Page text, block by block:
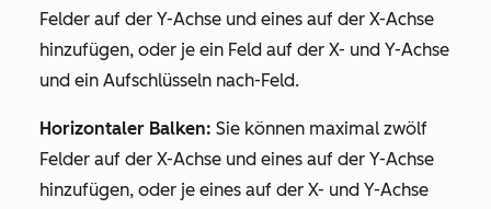
Felder auf der Y-Achse und eines auf der X-Achse
hinzufügen, oder je ein Feld auf der X- und Y-Achse
und ein Aufschlüsseln nach-Feld.
Horizontaler Balken: Sie können maximal zwölf
Felder auf der X-Achse und eines auf der Y-Achse
hinzufügen, oder je eines auf der X- und Y-Achse